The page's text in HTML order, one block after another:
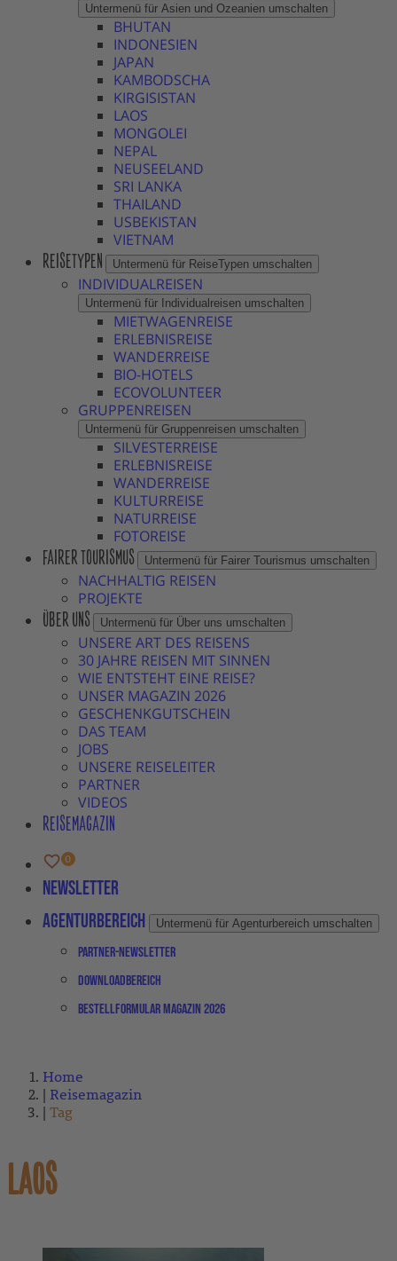
Untermenü für Asien und Ozeanien umschalten
BHUTAN
INDONESIEN
JAPAN
KAMBODSCHA
KIRGISISTAN
LAOS
MONGOLEI
NEPAL
NEUSEELAND
SRI LANKA
THAILAND
USBEKISTAN
VIETNAM
REISETYPEN Untermenü für ReiseTypen umschalten
INDIVIDUALREISEN
Untermenü für Individualreisen umschalten
MIETWAGENREISE
ERLEBNISREISE
WANDERREISE
BIO-HOTELS
ECOVOLUNTEER
GRUPPENREISEN
Untermenü für Gruppenreisen umschalten
SILVESTERREISE
ERLEBNISREISE
WANDERREISE
KULTURREISE
NATURREISE
FOTOREISE
FAIRER TOURISMUS Untermenü für Fairer Tourismus umschalten
NACHHALTIG REISEN
PROJEKTE
ÜBER UNS Untermenü für Über uns umschalten
UNSERE ART DES REISENS
30 JAHRE REISEN MIT SINNEN
WIE ENTSTEHT EINE REISE?
UNSER MAGAZIN 2026
GESCHENKGUTSCHEIN
DAS TEAM
JOBS
UNSERE REISELEITER
PARTNER
VIDEOS
REISEMAGAZIN
Newsletter
Agenturbereich
Untermenü für Agenturbereich umschalten
Partner-Newsletter
Downloadbereich
Bestellformular Magazin 2026
Home
Reisemagazin
Tag
LAOS